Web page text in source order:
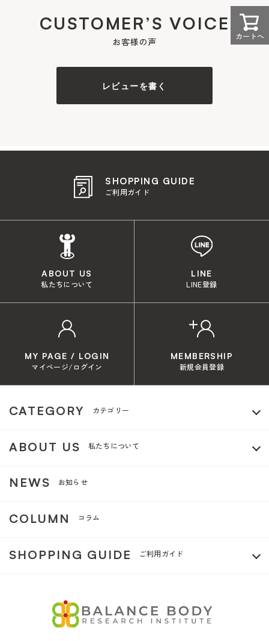
カートへ
CUSTOMER’S VOICE
お客様の声
レビューを書く
SHOPPING GUIDE
ご利用ガイド
ABOUT US
私たちについて
LINE
LINE登録
MY PAGE / LOGIN
マイページ/ログイン
MEMBERSHIP
新規会員登録
CATEGORY カテゴリー
ABOUT US 私たちについて
NEWS お知らせ
COLUMN コラム
SHOPPING GUIDE ご利用ガイド